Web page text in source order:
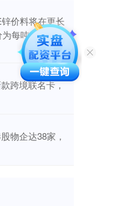
价料将在更长
每吨3400-
跨境联名卡，
物企达38家，